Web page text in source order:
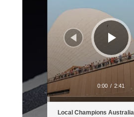
0:00 / 2:41
Local Champions Australia